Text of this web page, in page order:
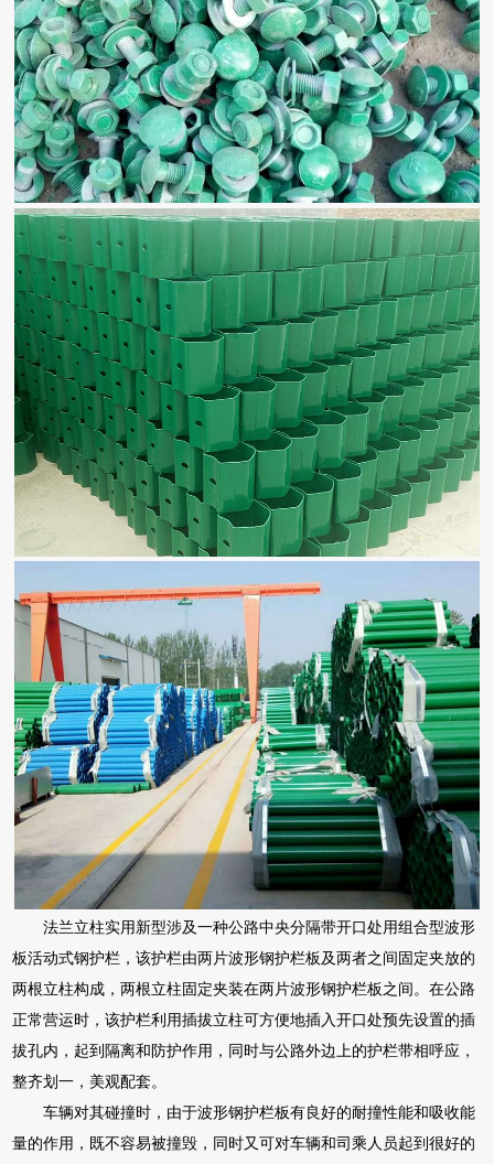
法兰立柱实用新型涉及一种公路中央分隔带开口处用组合型波形
板活动式钢护栏，该护栏由两片波形钢护栏板及两者之间固定夹放的
两根立柱构成，两根立柱固定夹装在两片波形钢护栏板之间。在公路
正常营运时，该护栏利用插拔立柱可方便地插入开口处预先设置的插
拔孔内，起到隔离和防护作用，同时与公路外边上的护栏带相呼应，
整齐划一，美观配套。
车辆对其碰撞时，由于波形钢护栏板有良好的耐撞性能和吸收能
量的作用，既不容易被撞毁，同时又可对车辆和司乘人员起到很好的